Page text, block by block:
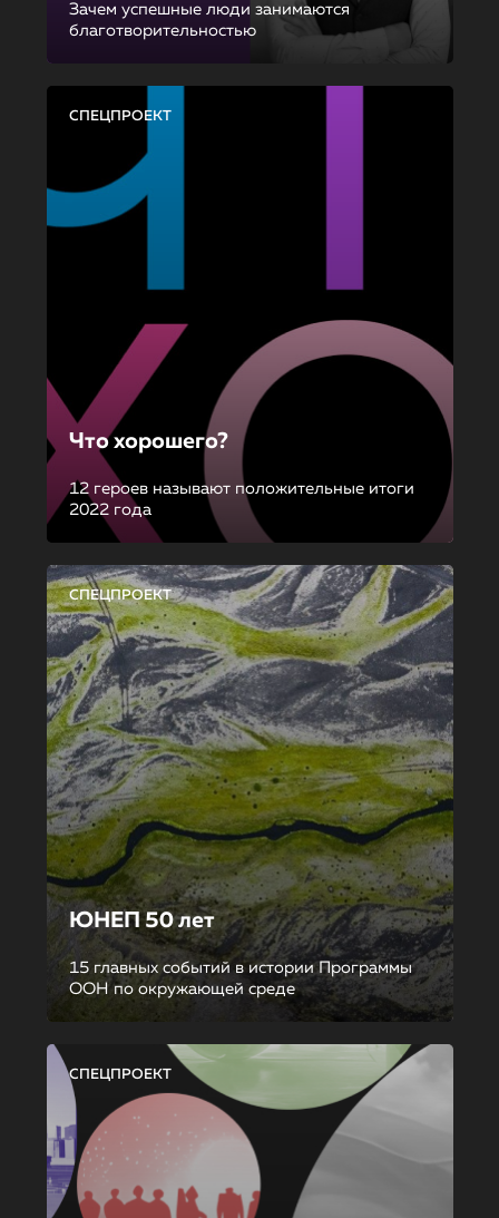
Зачем успешные люди занимаются
благотворительностью
СПЕЦПРОЕКТ
Что хорошего?
12 героев называют положительные итоги
2022 года
СПЕЦПРОЕКТ
ЮНЕП 50 лет
15 главных событий в истории Программы
ООН по окружающей среде
СПЕЦПРОЕКТ